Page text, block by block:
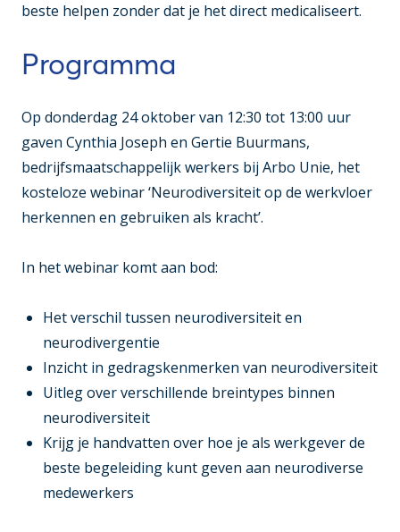
beste helpen zonder dat je het direct medicaliseert.
Programma
Op donderdag 24 oktober van 12:30 tot 13:00 uur
gaven Cynthia Joseph en Gertie Buurmans,
bedrijfsmaatschappelijk werkers bij Arbo Unie, het
kosteloze webinar ‘Neurodiversiteit op de werkvloer
herkennen en gebruiken als kracht’.
In het webinar komt aan bod:
Het verschil tussen neurodiversiteit en
neurodivergentie
Inzicht in gedragskenmerken van neurodiversiteit
Uitleg over verschillende breintypes binnen
neurodiversiteit
Krijg je handvatten over hoe je als werkgever de
beste begeleiding kunt geven aan neurodiverse
medewerkers